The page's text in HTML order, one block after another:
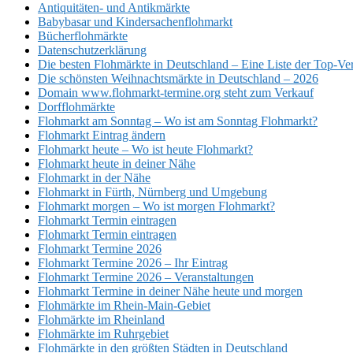
Antiquitäten- und Antikmärkte
Babybasar und Kindersachenflohmarkt
Bücherflohmärkte
Datenschutzerklärung
Die besten Flohmärkte in Deutschland – Eine Liste der Top-
Die schönsten Weihnachtsmärkte in Deutschland – 2026
Domain www.flohmarkt-termine.org steht zum Verkauf
Dorfflohmärkte
Flohmarkt am Sonntag – Wo ist am Sonntag Flohmarkt?
Flohmarkt Eintrag ändern
Flohmarkt heute – Wo ist heute Flohmarkt?
Flohmarkt heute in deiner Nähe
Flohmarkt in der Nähe
Flohmarkt in Fürth, Nürnberg und Umgebung
Flohmarkt morgen – Wo ist morgen Flohmarkt?
Flohmarkt Termin eintragen
Flohmarkt Termin eintragen
Flohmarkt Termine 2026
Flohmarkt Termine 2026 – Ihr Eintrag
Flohmarkt Termine 2026 – Veranstaltungen
Flohmarkt Termine in deiner Nähe heute und morgen
Flohmärkte im Rhein-Main-Gebiet
Flohmärkte im Rheinland
Flohmärkte im Ruhrgebiet
Flohmärkte in den größten Städten in Deutschland